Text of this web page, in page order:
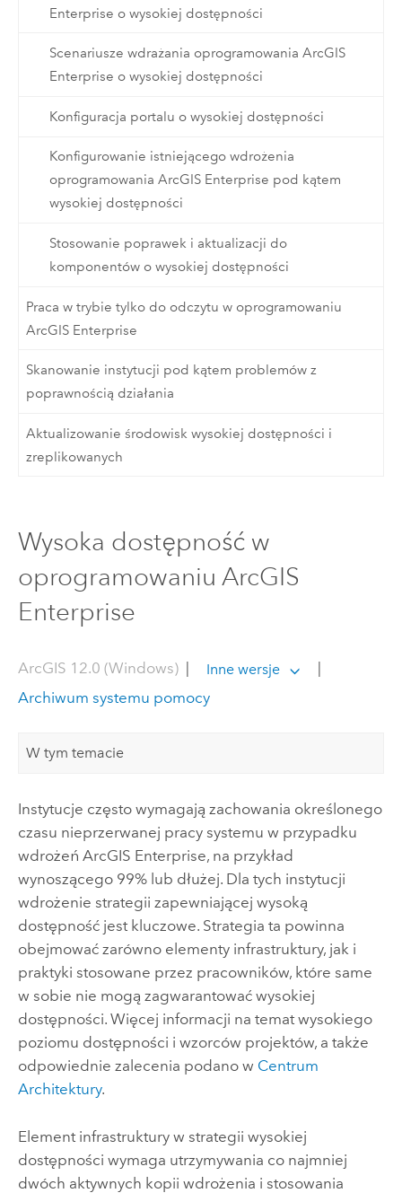
Enterprise o wysokiej dostępności
Scenariusze wdrażania oprogramowania ArcGIS
Enterprise o wysokiej dostępności
Konfiguracja portalu o wysokiej dostępności
Konfigurowanie istniejącego wdrożenia
oprogramowania ArcGIS Enterprise pod kątem
wysokiej dostępności
Stosowanie poprawek i aktualizacji do
komponentów o wysokiej dostępności
Praca w trybie tylko do odczytu w oprogramowaniu
ArcGIS Enterprise
Skanowanie instytucji pod kątem problemów z
poprawnością działania
Aktualizowanie środowisk wysokiej dostępności i
zreplikowanych
Wysoka dostępność w
oprogramowaniu ArcGIS
Enterprise
ArcGIS 12.0 (Windows)| Inne wersje
Archiwum systemu pomocy
W tym temacie
Instytucje często wymagają zachowania określonego
czasu nieprzerwanej pracy systemu w przypadku
wdrożeń ArcGIS Enterprise, na przykład
wynoszącego 99% lub dłużej. Dla tych instytucji
wdrożenie strategii zapewniającej wysoką
dostępność jest kluczowe. Strategia ta powinna
obejmować zarówno elementy infrastruktury, jak i
praktyki stosowane przez pracowników, które same
w sobie nie mogą zagwarantować wysokiej
dostępności. Więcej informacji na temat wysokiego
poziomu dostępności i wzorców projektów, a także
odpowiednie zalecenia podano w Centrum
Architektury.
Element infrastruktury w strategii wysokiej
dostępności wymaga utrzymywania co najmniej
dwóch aktywnych kopii wdrożenia i stosowania